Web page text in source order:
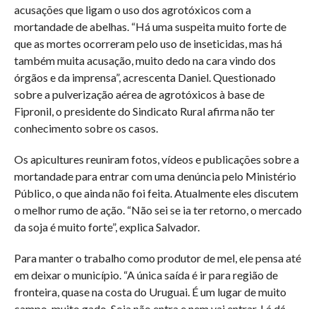
acusações que ligam o uso dos agrotóxicos com a
mortandade de abelhas. “Há uma suspeita muito forte de
que as mortes ocorreram pelo uso de inseticidas, mas há
também muita acusação, muito dedo na cara vindo dos
órgãos e da imprensa”, acrescenta Daniel. Questionado
sobre a pulverização aérea de agrotóxicos à base de
Fipronil, o presidente do Sindicato Rural afirma não ter
conhecimento sobre os casos.
Os apicultures reuniram fotos, vídeos e publicações sobre a
mortandade para entrar com uma denúncia pelo Ministério
Público, o que ainda não foi feita. Atualmente eles discutem
o melhor rumo de ação. “Não sei se ia ter retorno, o mercado
da soja é muito forte”, explica Salvador.
Para manter o trabalho como produtor de mel, ele pensa até
em deixar o município. “A única saída é ir para região de
fronteira, quase na costa do Uruguai. É um lugar de muito